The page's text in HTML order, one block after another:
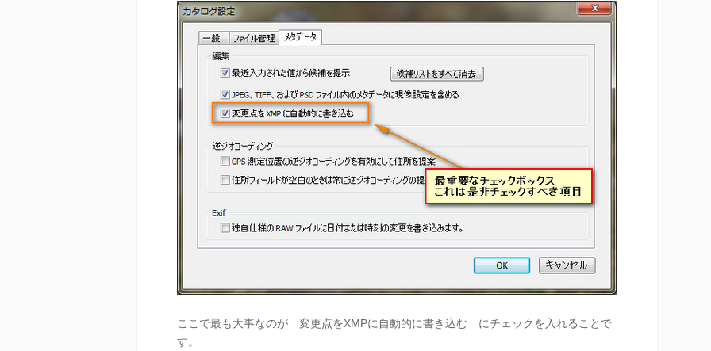
ここで最も大事なのが 変更点をXMPに自動的に書き込む にチェックを入れることで
す。